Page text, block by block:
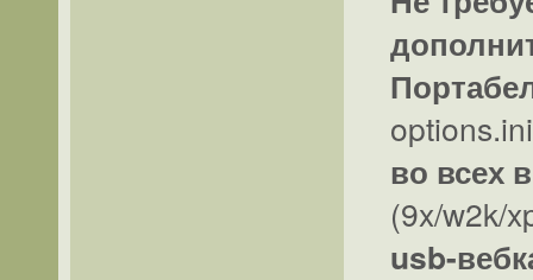
во всех
(9x/w2k/
usb-